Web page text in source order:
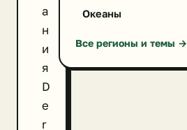
а
н
и
я
D
e
r
Океаны
Все регионы и темы →